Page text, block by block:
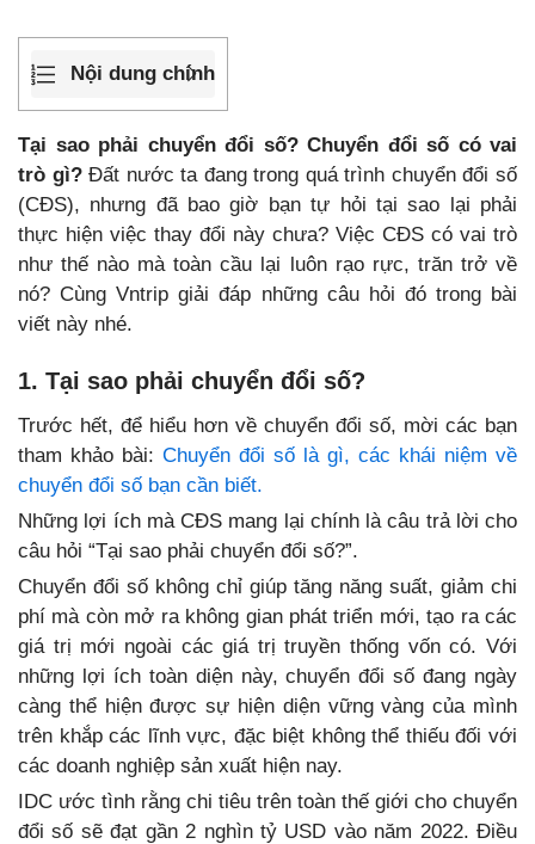
Nội dung chính
Tại sao phải chuyển đổi số? Chuyển đổi số có vai
trò gì?Đất nước ta đang trong quá trình chuyển đổi số
(CĐS), nhưng đã bao giờ bạn tự hỏi tại sao lại phải
thực hiện việc thay đổi này chưa? Việc CĐS có vai trò
như thế nào mà toàn cầu lại luôn rạo rực, trăn trở về
nó? Cùng Vntrip giải đáp những câu hỏi đó trong bài
viết này nhé.
1. Tại sao phải chuyển đổi số?
Trước hết, để hiểu hơn về chuyển đổi số, mời các bạn
tham khảo bài: Chuyển đổi số là gì, các khái niệm về
chuyển đổi số bạn cần biết.
Những lợi ích mà CĐS mang lại chính là câu trả lời cho
câu hỏi “Tại sao phải chuyển đổi số?”.
Chuyển đổi số không chỉ giúp tăng năng suất, giảm chi
phí mà còn mở ra không gian phát triển mới, tạo ra các
giá trị mới ngoài các giá trị truyền thống vốn có. Với
những lợi ích toàn diện này, chuyển đổi số đang ngày
càng thể hiện được sự hiện diện vững vàng của mình
trên khắp các lĩnh vực, đặc biệt không thể thiếu đối với
các doanh nghiệp sản xuất hiện nay.
IDC ước tình rằng chi tiêu trên toàn thế giới cho chuyển
đổi số sẽ đạt gần 2 nghìn tỷ USD vào năm 2022. Điều